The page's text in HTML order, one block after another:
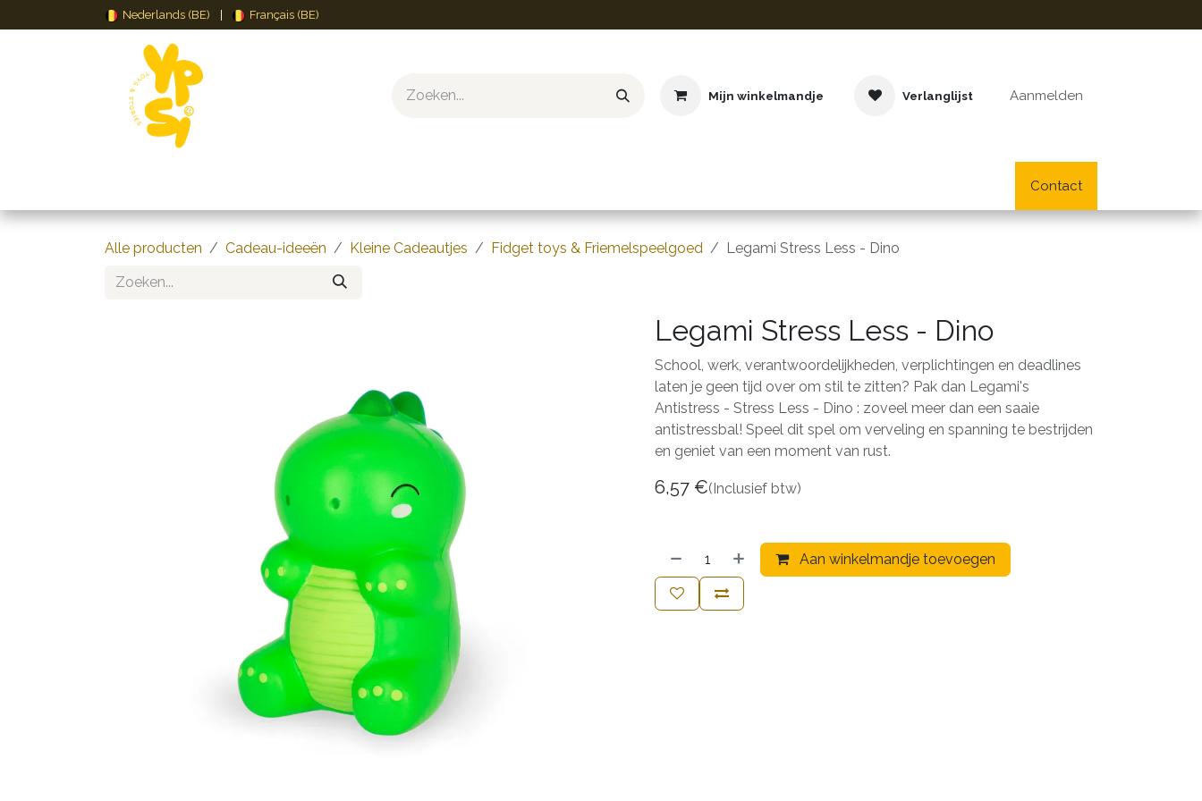
Overslaan naar inhoudNederlands (BE) Français (BE)
Mijn winkelmandje Verlanglijst Aanmelden
Lifestyle
Contact
Alle producten Cadeau-ideeën Kleine Cadeautjes Fidget toys & Friemelspeelgoed Legami Stress Less - Dino
Legami Stress Less - Dino
School, werk, verantwoordelijkheden, verplichtingen en deadlines
laten je geen tijd over om stil te zitten? Pak dan Legami's
Antistress - Stress Less - Dino : zoveel meer dan een saaie
antistressbal! Speel dit spel om verveling en spanning te bestrijden
en geniet van een moment van rust.
6,57 €(Inclusief btw)
Aan winkelmandje toevoegen